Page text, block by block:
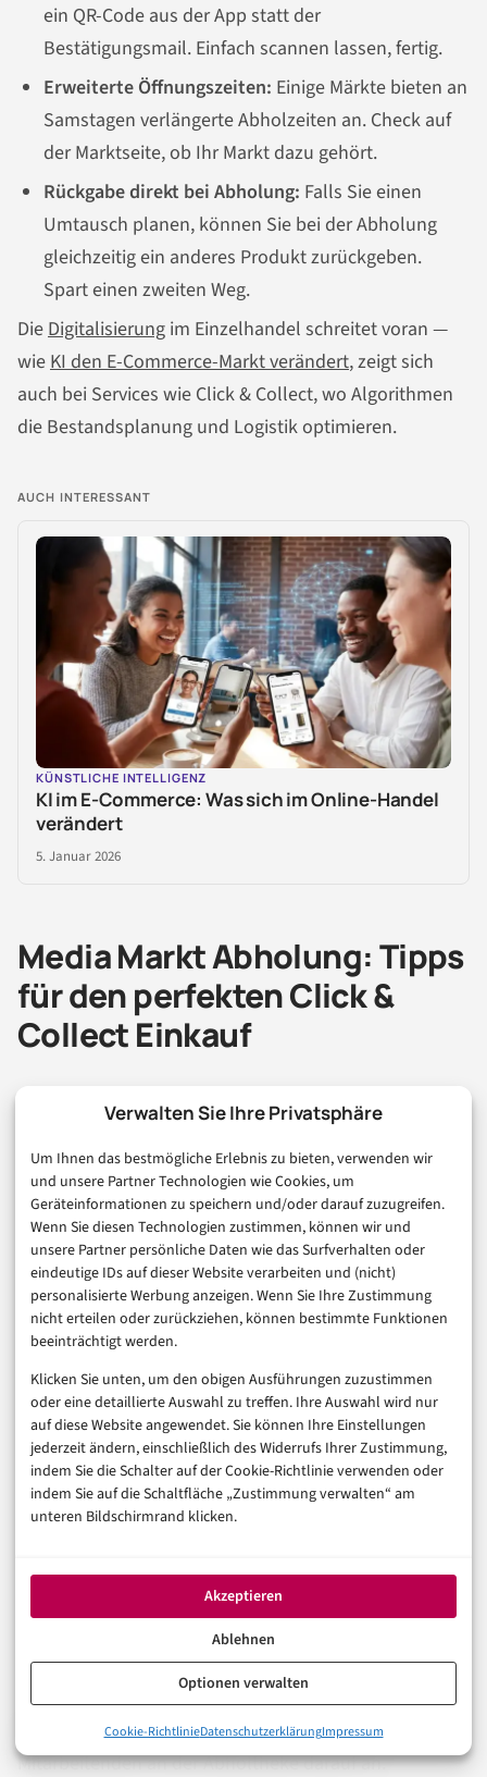
Verwalten Sie Ihre Privatsphäre
Um Ihnen das bestmögliche Erlebnis zu bieten, verwenden wir
und unsere Partner Technologien wie Cookies, um
Geräteinformationen zu speichern und/oder darauf zuzugreifen.
Wenn Sie diesen Technologien zustimmen, können wir und
unsere Partner persönliche Daten wie das Surfverhalten oder
eindeutige IDs auf dieser Website verarbeiten und (nicht)
personalisierte Werbung anzeigen. Wenn Sie Ihre Zustimmung
nicht erteilen oder zurückziehen, können bestimmte Funktionen
beeinträchtigt werden.
Klicken Sie unten, um den obigen Ausführungen zuzustimmen
oder eine detaillierte Auswahl zu treffen. Ihre Auswahl wird nur
auf diese Website angewendet. Sie können Ihre Einstellungen
jederzeit ändern, einschließlich des Widerrufs Ihrer Zustimmung,
indem Sie die Schalter auf der Cookie-Richtlinie verwenden oder
indem Sie auf die Schaltfläche „Zustimmung verwalten“ am
unteren Bildschirmrand klicken.
Akzeptieren
Ablehnen
Optionen verwalten
Cookie-RichtlinieDatenschutzerklärungImpressum
ein QR-Code aus der App statt der
Bestätigungsmail. Einfach scannen lassen, fertig.
Erweiterte Öffnungszeiten: Einige Märkte bieten an
Samstagen verlängerte Abholzeiten an. Check auf
der Marktseite, ob Ihr Markt dazu gehört.
Rückgabe direkt bei Abholung: Falls Sie einen
Umtausch planen, können Sie bei der Abholung
gleichzeitig ein anderes Produkt zurückgeben.
Spart einen zweiten Weg.
Die Digitalisierung im Einzelhandel schreitet voran —
wie KI den E-Commerce-Markt verändert, zeigt sich
auch bei Services wie Click & Collect, wo Algorithmen
die Bestandsplanung und Logistik optimieren.
AUCH INTERESSANT
KÜNSTLICHE INTELLIGENZ
KI im E-Commerce: Was sich im Online-Handel
verändert
5. Januar 2026
Media Markt Abholung: Tipps
für den perfekten Click &
Collect Einkauf
Nach dutzenden Testbestellungen haben wir ein paar
reibungsloser machen:
1. Bestandscheck nutzen:Rufen Sie vor der Bestellung
die Marktseite auf und prüfen Sie den Live-Bestand.
Der grüne Haken „Im Markt verfügbar“ ist Ihr bester
Freund — damit wissen Sie sicher, dass der Artikel da
2. Timing beachten:Bestellen Sie möglichst
vormittags. Bestellungen nach 18 Uhr werden
manchmal erst am nächsten Morgen bearbeitet, weil
die Abend-Schicht im Markt keine Kommissionierung
3. Preisvergleich nicht vergessen:
MediaMarkt abholen, heißt das nicht, dass der Preis
der beste ist. Vergleichen Sie vorher auf idealo oder
geizhals.de. Falls Amazon günstiger ist: MediaMarkt
bietet oft Preisanpassungen an — sprechen Sie die
Mitarbeitenden an der Abholtheke darauf an.
MediaMarkt Click & Collect: Was steckt hinter der